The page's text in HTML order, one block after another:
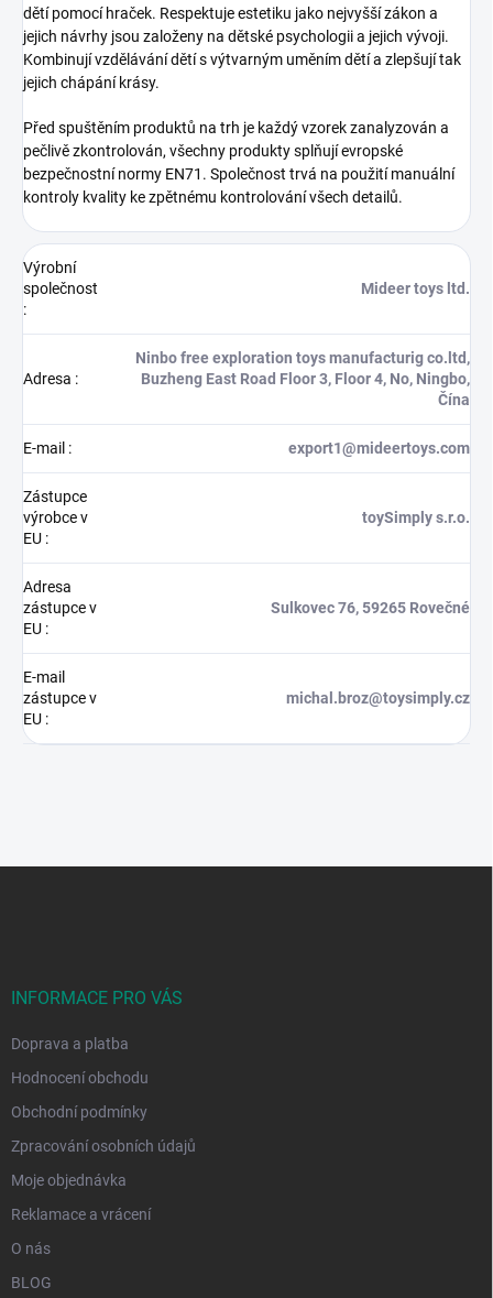
dětí pomocí hraček. Respektuje estetiku jako nejvyšší zákon a
jejich návrhy jsou založeny na dětské psychologii a jejich vývoji.
Kombinují vzdělávání dětí s výtvarným uměním dětí a zlepšují tak
jejich chápání krásy.
Před spuštěním produktů na trh je každý vzorek zanalyzován a
pečlivě zkontrolován, všechny produkty splňují evropské
bezpečnostní normy EN71. Společnost trvá na použití manuální
kontroly kvality ke zpětnému kontrolování všech detailů.
Výrobní
společnost
:
Mideer toys ltd.
Adresa :
Ninbo free exploration toys manufacturig co.ltd,
Buzheng East Road Floor 3, Floor 4, No, Ningbo,
Čína
E-mail : export1@mideertoys.com
Zástupce
výrobce v
EU :
toySimply s.r.o.
Adresa
zástupce v
EU :
Sulkovec 76, 59265 Rovečné
E-mail
zástupce v
EU :
michal.broz@toysimply.cz
INFORMACE PRO VÁS
Doprava a platba
Hodnocení obchodu
Obchodní podmínky
Zpracování osobních údajů
Moje objednávka
Reklamace a vrácení
O nás
BLOG